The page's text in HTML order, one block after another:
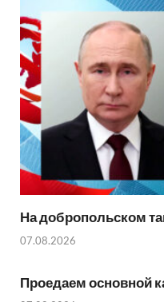
На добропольском
07.08.2026
Проедаем основной